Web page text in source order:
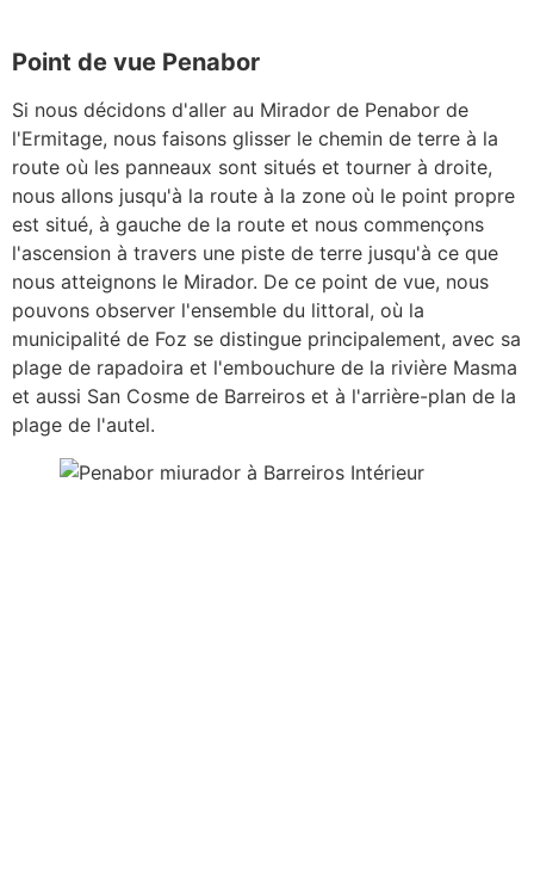
Point de vue Penabor
Si nous décidons d'aller au Mirador de Penabor de
l'Ermitage, nous faisons glisser le chemin de terre à la
route où les panneaux sont situés et tourner à droite,
nous allons jusqu'à la route à la zone où le point propre
est situé, à gauche de la route et nous commençons
l'ascension à travers une piste de terre jusqu'à ce que
nous atteignons le Mirador. De ce point de vue, nous
pouvons observer l'ensemble du littoral, où la
municipalité de Foz se distingue principalement, avec sa
plage de rapadoira et l'embouchure de la rivière Masma
et aussi San Cosme de Barreiros et à l'arrière-plan de la
plage de l'autel.